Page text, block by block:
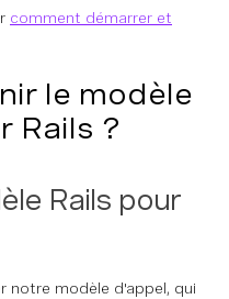
comment démarrer et
le modèle
Rails ?
Rails pour
notre modèle d'appel, qui